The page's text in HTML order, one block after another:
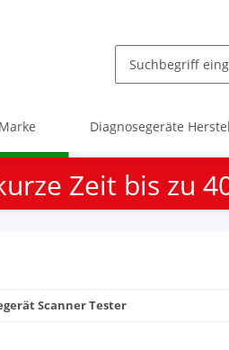
Diagnosegeräte
Zeit bis zu
Scanner Tester